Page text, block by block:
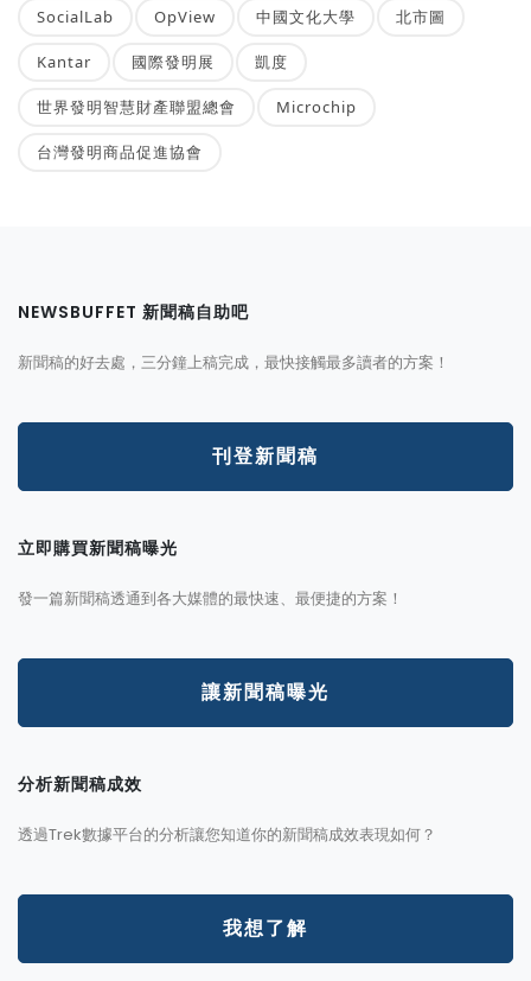
SocialLab OpView 中國文化大學 北市圖
Kantar 國際發明展 凱度
世界發明智慧財產聯盟總會 Microchip
台灣發明商品促進協會
NEWSBUFFET 新聞稿自助吧
新聞稿的好去處，三分鐘上稿完成，最快接觸最多讀者的方案！
刊登新聞稿
立即購買新聞稿曝光
發一篇新聞稿透通到各大媒體的最快速、最便捷的方案！
讓新聞稿曝光
分析新聞稿成效
透過Trek數據平台的分析讓您知道你的新聞稿成效表現如何？
我想了解